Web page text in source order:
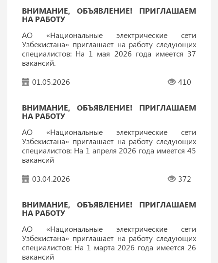
ВНИМАНИЕ, ОБЪЯВЛЕНИЕ! ПРИГЛАШАЕМ
НА РАБОТУ
АО «Национальные электрические сети
Узбекистана» приглашает на работу следующих
специалистов: На 1 мая 2026 года имеется 37
вакансий.
01.05.2026
410
ВНИМАНИЕ, ОБЪЯВЛЕНИЕ! ПРИГЛАШАЕМ
НА РАБОТУ
АО «Национальные электрические сети
Узбекистана» приглашает на работу следующих
специалистов: На 1 апреля 2026 года имеется 45
вакансий
03.04.2026
372
ВНИМАНИЕ, ОБЪЯВЛЕНИЕ! ПРИГЛАШАЕМ
НА РАБОТУ
АО «Национальные электрические сети
Узбекистана» приглашает на работу следующих
специалистов: На 1 марта 2026 года имеется 26
вакансий